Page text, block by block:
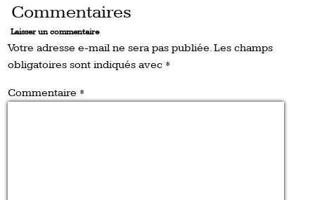
Commentaires
Laisser un commentaire
Votre adresse e-mail ne sera pas publiée.Les champs
obligatoires sont indiqués avec *
Commentaire *